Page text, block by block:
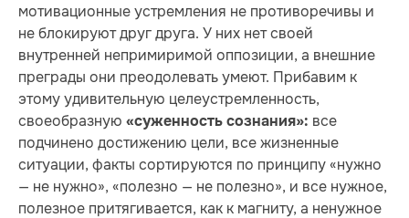
мотивационные устремления не противоречивы и
не блокируют друг друга. У них нет своей
внутренней непримиримой оппозиции, а внешние
преграды они преодолевать умеют. Прибавим к
этому удивительную целеустремленность,
своеобразную «суженность сознания»: все
подчинено достижению цели, все жизненные
ситуации, факты сортируются по принципу «нужно
— не нужно», «полезно — не полезно», и все нужное,
полезное притягивается, как к магниту, а ненужное